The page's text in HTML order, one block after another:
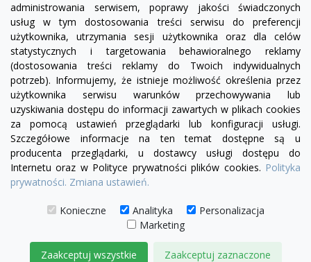
FacebookYouTubePinterest
administrowania serwisem, poprawy jakości świadczonych
usług w tym dostosowania treści serwisu do preferencji
użytkownika, utrzymania sesji użytkownika oraz dla celów
statystycznych i targetowania behawioralnego reklamy
(dostosowania treści reklamy do Twoich indywidualnych
potrzeb). Informujemy, że istnieje możliwość określenia przez
użytkownika serwisu warunków przechowywania lub
uzyskiwania dostępu do informacji zawartych w plikach cookies
za pomocą ustawień przeglądarki lub konfiguracji usługi.
Szczegółowe informacje na ten temat dostępne są u
producenta przeglądarki, u dostawcy usługi dostępu do
Internetu oraz w Polityce prywatności plików cookies. Polityka
prywatności. Zmiana ustawień.
Konieczne Analityka
Personalizacja
Marketing
Zaakceptuj wszystkie Zaakceptuj zaznaczone
PRODUKTY

INFORMACJE

TWOJE KONTO
KONTAKT